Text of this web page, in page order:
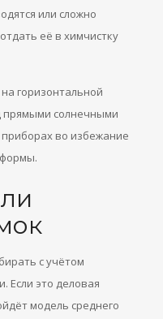
или сложно
её в химчистку
горизонтальной
прямыми солнечными
во избежание
с учётом
Если это деловая
модель среднего